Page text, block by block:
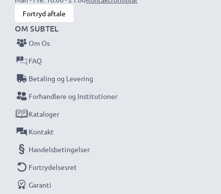
specialforhandler og vi ved, hvad det kommer an på
ved højkvalitetsprodukter. Derfor giver sikrer vi dig en
garanti på 36 måneder!
Fortryd aftale
OM SUBTEL
Om Os
FAQ
Betaling og Levering
Forhandlere og Institutioner
Kataloger
Kontakt
Handelsbetingelser
Fortrydelsesret
Garanti